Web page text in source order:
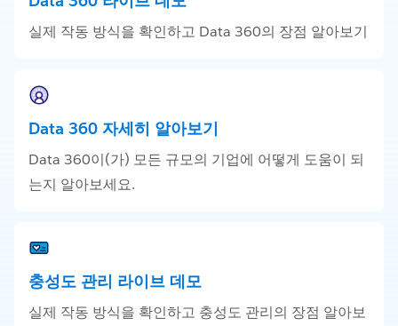
실제 작동 방식을 확인하고 Data 360의 장점 알아보기
Data 360 자세히 알아보기
Data 360이(가) 모든 규모의 기업에 어떻게 도움이 되
는지 알아보세요.
충성도 관리 라이브 데모
실제 작동 방식을 확인하고 충성도 관리의 장점 알아보